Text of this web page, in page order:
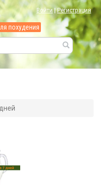
Войти|Регистрация
похудения